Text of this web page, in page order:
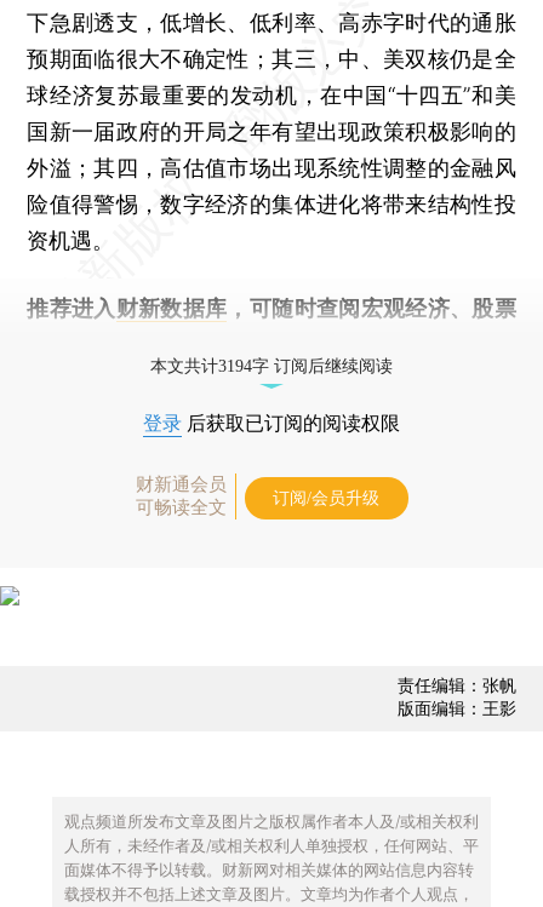
下急剧透支，低增长、低利率、高赤字时代的通胀
预期面临很大不确定性；其三，中、美双核仍是全
球经济复苏最重要的发动机，在中国“十四五”和美
国新一届政府的开局之年有望出现政策积极影响的
外溢；其四，高估值市场出现系统性调整的金融风
险值得警惕，数字经济的集体进化将带来结构性投
资机遇。
推荐进入 财新数据库 ，可随时查阅宏观经济、股票
本文共计3194字 订阅后继续阅读
登录 后获取已订阅的阅读权限
财新通会员
可畅读全文
订阅/会员升级
责任编辑：张帆
版面编辑：王影
观点频道所发布文章及图片之版权属作者本人及/或相关权利
人所有，未经作者及/或相关权利人单独授权，任何网站、平
面媒体不得予以转载。财新网对相关媒体的网站信息内容转
载授权并不包括上述文章及图片。文章均为作者个人观点，